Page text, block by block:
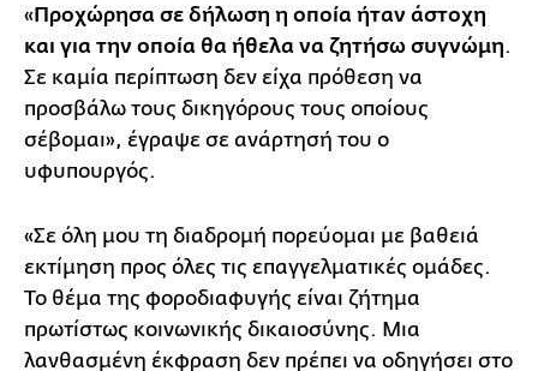
«Προχώρησα σε δήλωση η οποία ήταν άστοχη
και για την οποία θα ήθελα να ζητήσω συγνώμη.
Σε καμία περίπτωση δεν είχα πρόθεση να
προσβάλω τους δικηγόρους τους οποίους
σέβομαι», έγραψε σε ανάρτησή του ο
υφυπουργός.
«Σε όλη μου τη διαδρομή πορεύομαι με βαθειά
εκτίμηση προς όλες τις επαγγελματικές ομάδες.
Το θέμα της φοροδιαφυγής είναι ζήτημα
πρωτίστως κοινωνικής δικαιοσύνης. Μια
λανθασμένη έκφραση δεν πρέπει να οδηγήσει στο